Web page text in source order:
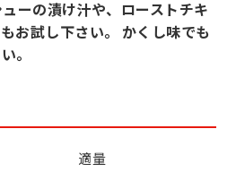
ーの漬け汁や、ローストチキ
お試し下さい。 かくし味でも
。
適量